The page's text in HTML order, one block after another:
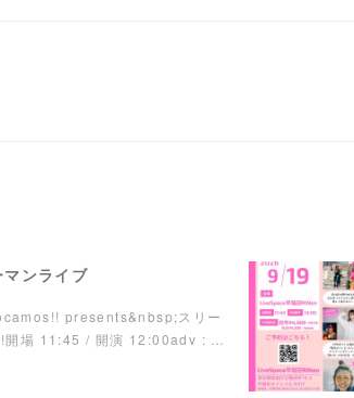
ンライブ
presents&nbsp;スリー
開場 11:45 / 開演 12:00adv : …